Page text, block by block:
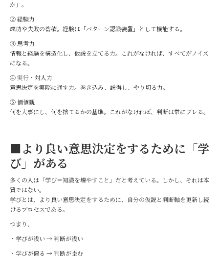
か」。
② 経験力
成功や失敗の蓄積。経験は「パターン認識装置」として機能する。
③ 思考力
情報と経験を構造化し、仮説を立てる力。これがなければ、すべてがノイズ
になる。
④ 実行・対人力
意思決定を実際に通す力。巻き込み、説得し、やり切る力。
⑤ 価値観
何を大事にし、何を捨てるかの基準。これがなければ、判断は常にブレる。
■より良い意思決定をするために「学
び」がある
多くの人は「学び＝知識を増やすこと」だと考えている。しかし、それは本
質ではない。
学びとは、より良い意思決定をするために、自分の仮説と判断軸を更新し続
けるプロセスである。
つまり、
・学びが浅い → 判断が浅い
・学びが偏る → 判断が歪む